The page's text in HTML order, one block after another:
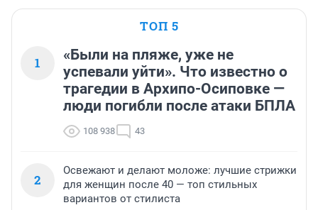
ТОП 5
1
«Были на пляже, уже не
успевали уйти». Что известно о
трагедии в Архипо-Осиповке —
люди погибли после атаки БПЛА
108 938 43
2
Освежают и делают моложе: лучшие стрижки
для женщин после 40 — топ стильных
вариантов от стилиста